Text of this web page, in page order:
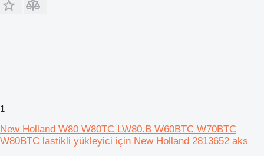
1
New Holland W80 W80TC LW80.B W60BTC W70BTC
W80BTC lastikli yükleyici için New Holland 2813652 aks